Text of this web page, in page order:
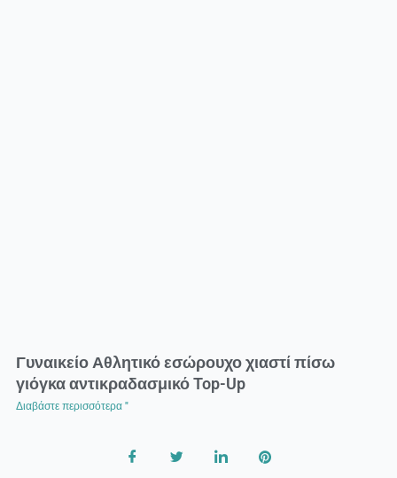
Γυναικείο Αθλητικό εσώρουχο χιαστί πίσω
γιόγκα αντικραδασμικό Top-Up
Διαβάστε περισσότερα "